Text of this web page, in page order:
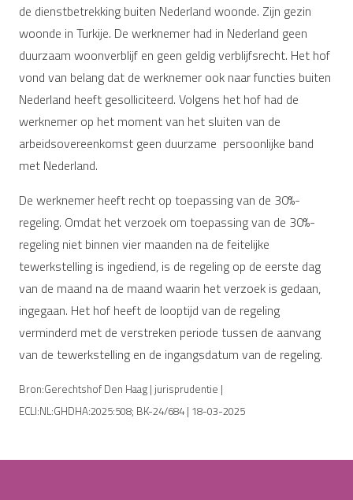
de dienstbetrekking buiten Nederland woonde. Zijn gezin
woonde in Turkije. De werknemer had in Nederland geen
duurzaam woonverblijf en geen geldig verblijfsrecht. Het hof
vond van belang dat de werknemer ook naar functies buiten
Nederland heeft gesolliciteerd. Volgens het hof had de
werknemer op het moment van het sluiten van de
arbeidsovereenkomst geen duurzame persoonlijke band
met Nederland.
De werknemer heeft recht op toepassing van de 30%-
regeling. Omdat het verzoek om toepassing van de 30%-
regeling niet binnen vier maanden na de feitelijke
tewerkstelling is ingediend, is de regeling op de eerste dag
van de maand na de maand waarin het verzoek is gedaan,
ingegaan. Het hof heeft de looptijd van de regeling
verminderd met de verstreken periode tussen de aanvang
van de tewerkstelling en de ingangsdatum van de regeling.
Bron:Gerechtshof Den Haag | jurisprudentie |
ECLI:NL:GHDHA:2025:508; BK-24/684 | 18-03-2025